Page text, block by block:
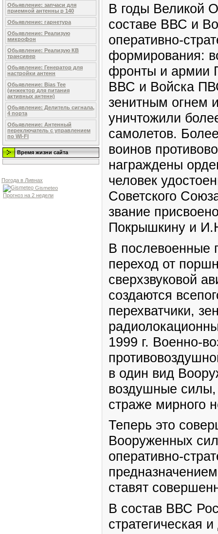
Обьявление: запчаси для
приемной антенны р 140
Обьявление: гарнетура
Обьявление: Реализую
микрофон
Обьявление: Реализую КВ
трансивер
Обьявление: Генератор для
настройки антенн
Обьявление: Bias Tee
(инжектор для питания
активных антенн)
Обьявление: Делитель сигнала,
4 порта
Обьявление: Антенный
переключатель с управлением
по WI-FI
Время жизни сайта
Погода в Ливнах
Gismeteo
Прогноз на 2 недели
В годы Великой
составе ВВС и
оперативно-
формирования:
фронты и армии
ВВС и Войска
зенитным огнем
уничтожили
самолетов.
воинов
награждены
человек
Советского
звание
Покрышкину и
В послевоенные
переход от
сверхзвуковой
создаются
перехватчики,
1999 г. Военно-
в один вид
воздушные силы,
страже мирного
Теперь это
Вооруженных
оперативно-
ставят
В состав ВВС
стратегическая